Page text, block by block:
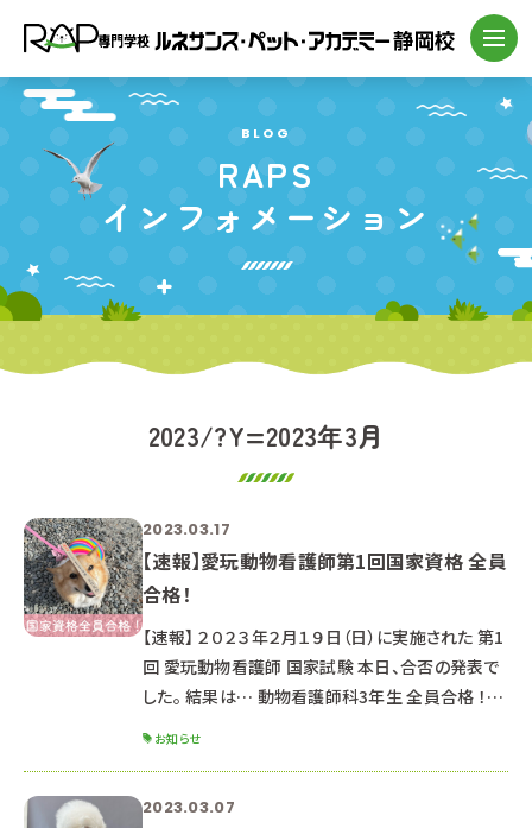
BLOG
RAPS
インフォメーション
2023/?Y=2023年3月
2023.03.17
【速報】愛玩動物看護師第1回国家資格 全員
合格！
【速報】 ２０２３年２月１９日（日）に実施された 第1
回 愛玩動物看護師 国家試験 本日、合否の発表で
した。 結果は… 動物看護師科3年生 全員合格 ！！！
加お待ちしています♪ ■今後の日程 ３月２５日
お知らせ
2023.03.07